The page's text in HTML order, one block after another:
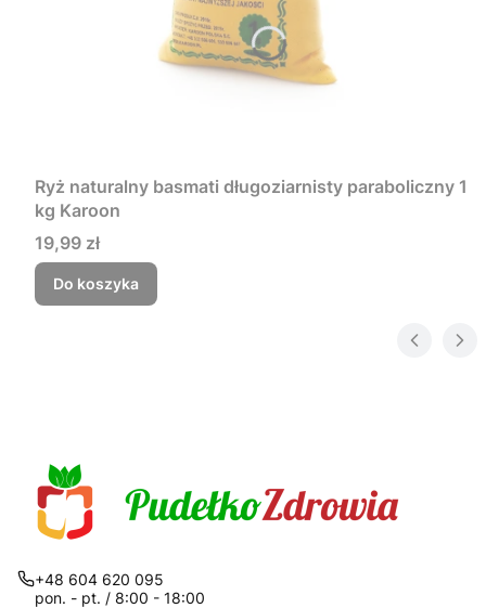
Ryż naturalny basmati długoziarnisty paraboliczny 1
kg Karoon
Cena
19,99 zł
Do koszyka
+48 604 620 095
pon. - pt. / 8:00 - 18:00